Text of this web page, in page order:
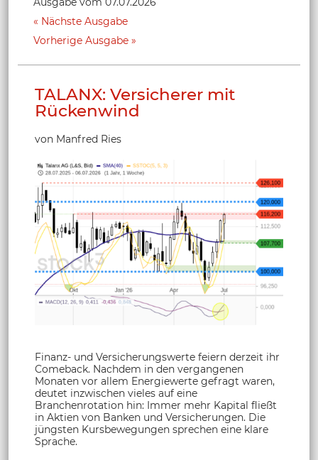
Nächste Ausgabe
Vorherige Ausgabe
TALANX: Versicherer mit
Rückenwind
von Manfred Ries
Finanz- und Versicherungswerte feiern derzeit ihr
Comeback. Nachdem in den vergangenen
Monaten vor allem Energiewerte gefragt waren,
deutet inzwischen vieles auf eine
Branchenrotation hin: Immer mehr Kapital fließt
in Aktien von Banken und Versicherungen. Die
jüngsten Kursbewegungen sprechen eine klare
Sprache.